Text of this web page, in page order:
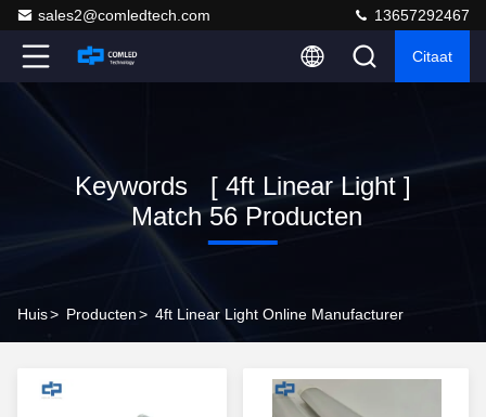
sales2@comledtech.com 13657292467
Citaat
Keywords [ 4ft Linear Light ]
Match 56 Producten
Huis> Producten> 4ft Linear Light Online Manufacturer